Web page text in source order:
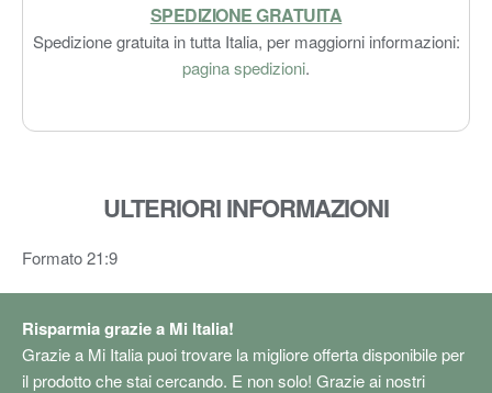
SPEDIZIONE GRATUITA
Spedizione gratuita in tutta Italia, per maggiorni informazioni:
pagina spedizioni.
ULTERIORI INFORMAZIONI
Formato 21:9
Risparmia grazie a Mi Italia!
Grazie a Mi Italia puoi trovare la migliore offerta disponibile per
il prodotto che stai cercando. E non solo! Grazie ai nostri